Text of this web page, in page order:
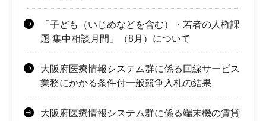
「子ども（いじめなどを含む）・若者の人権課
題 集中相談月間」（8月）について
大阪府医療情報システム群に係る回線サービス
業務にかかる条件付一般競争入札の結果
大阪府医療情報システム群に係る端末機の賃貸